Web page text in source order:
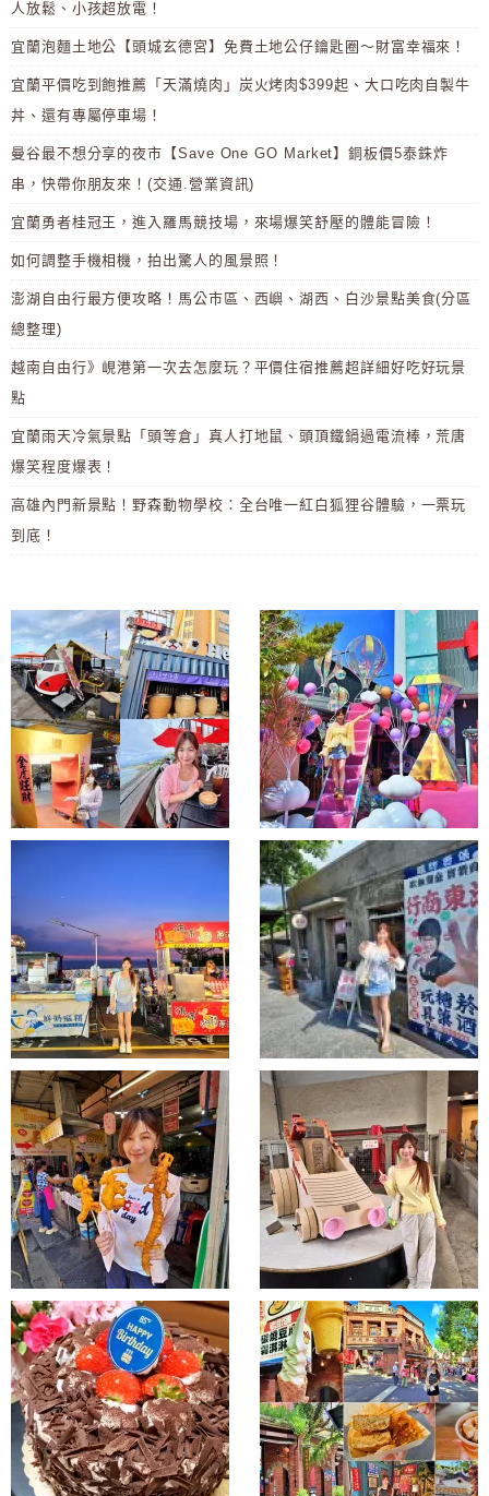
人放鬆、小孩超放電！
宜蘭泡麵土地公【頭城玄德宮】免費土地公仔鑰匙圈～財富幸福來！
宜蘭平價吃到飽推薦「天滿燒肉」炭火烤肉$399起、大口吃肉自製牛
丼、還有專屬停車場！
曼谷最不想分享的夜市【Save One GO Market】銅板價5泰銖炸
串，快帶你朋友來！(交通.營業資訊)
宜蘭勇者桂冠王，進入羅馬競技場，來場爆笑舒壓的體能冒險！
如何調整手機相機，拍出驚人的風景照！
澎湖自由行最方便攻略！馬公市區、西嶼、湖西、白沙景點美食(分區
總整理)
越南自由行》峴港第一次去怎麼玩？平價住宿推薦超詳細好吃好玩景
點
宜蘭雨天冷氣景點「頭等倉」真人打地鼠、頭頂鐵鍋過電流棒，荒唐
爆笑程度爆表！
高雄內門新景點！野森動物學校：全台唯一紅白狐狸谷體驗，一票玩
到底！